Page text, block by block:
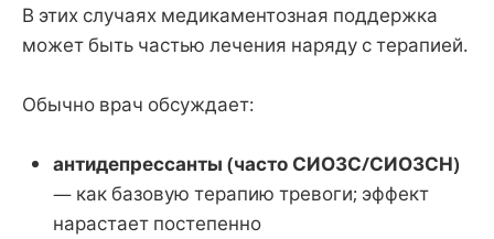
В этих случаях медикаментозная поддержка
может быть частью лечения наряду с терапией.
Обычно врач обсуждает:
антидепрессанты (часто СИОЗС/СИОЗСН)
— как базовую терапию тревоги; эффект
нарастает постепенно